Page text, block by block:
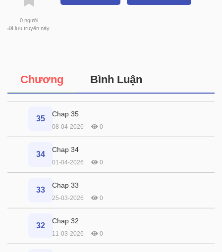
0 người
đã lưu truyện này.
Chương Bình Luận
35
Chap 35
08-04-2026 0
34
Chap 34
01-04-2026 0
33
Chap 33
25-03-2026 0
32
Chap 32
11-03-2026 0